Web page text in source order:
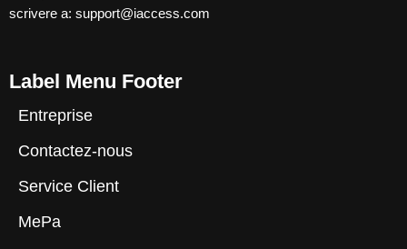
scrivere a: support@iaccess.com
Label Menu Footer
Entreprise
Contactez-nous
Service Client
MePa